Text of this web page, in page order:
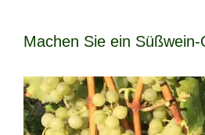
Machen Sie ein Süßwein-